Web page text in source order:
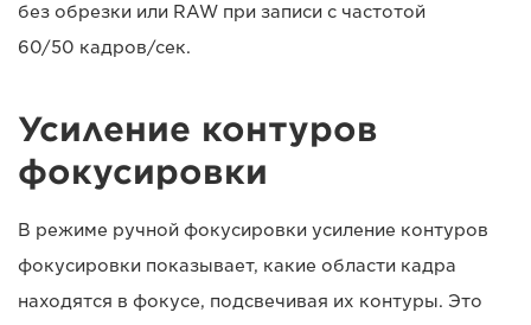
без обрезки или RAW при записи с частотой
60/50 кадров/сек.
Усиление контуров
фокусировки
В режиме ручной фокусировки усиление контуров
фокусировки показывает, какие области кадра
находятся в фокусе, подсвечивая их контуры. Это